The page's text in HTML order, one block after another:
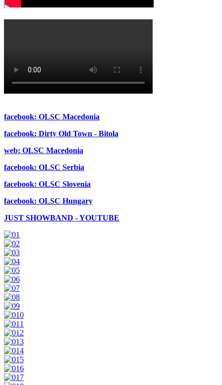
facebook: OLSC Macedonia
facebook: Dirty Old Town - Bitola
web: OLSC Macedonia
facebook: OLSC Serbia
facebook: OLSC Slovenia
facebook: OLSC Hungary
JUST SHOWBAND - YOUTUBE